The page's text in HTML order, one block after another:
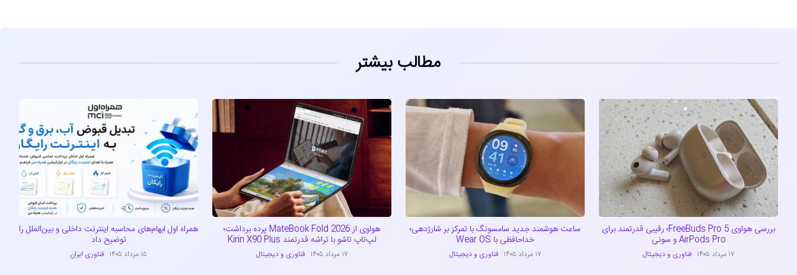
مطالب بیشتر
بررسی هواوی FreeBuds Pro 5؛ رقیبی قدرتمند برای
AirPods Pro و سونی
۱۷ مرداد ۱۴۰۵ فناوری و دیجیتال
ساعت هوشمند جدید سامسونگ با تمرکز بر شارژدهی؛
خداحافظی با Wear OS
۱۷ مرداد ۱۴۰۵ فناوری و دیجیتال
هواوی از MateBook Fold 2026 پرده برداشت؛
لپ‌تاپ تاشو با تراشه قدرتمند Kirin X90 Plus
۱۷ مرداد ۱۴۰۵ فناوری و دیجیتال
همراه اول ابهام‌های محاسبه اینترنت داخلی و بین‌الملل را
توضیح داد
۱۵ مرداد ۱۴۰۵ فناوری ایران